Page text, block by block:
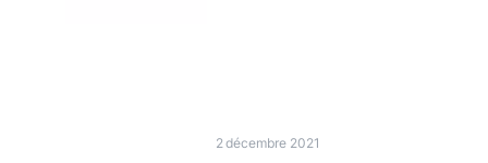
2 décembre 2021